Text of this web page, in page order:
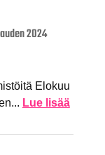
2024
Elokuu
Lue lisää